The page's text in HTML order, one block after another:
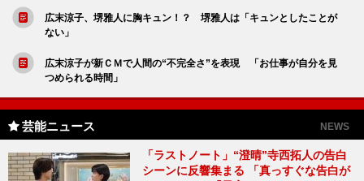
広末涼子、堺雅人に胸キュン！？ 堺雅人は「キュンとしたことが
ない」
広末涼子が新ＣＭで人間の“不完全さ”を表現 「お仕事が自分を見
つめられる時間」
芸能ニュース NEWS
「ラストノート」“澄晴”寺西拓人の告白
シーンに反響集まる 「真っすぐな告白が